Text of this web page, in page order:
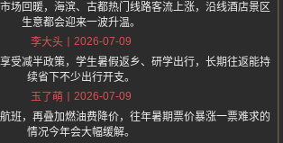
场回暖，海滨、古都热门线路客流上涨，沿线酒店景区
生意都会迎来一波升温。
李大头
2026-07-09
受减半政策，学生暑假返乡、研学出行，长期往返能持
续省下不少出行开支。
玉了萌
2026-07-09
班，再叠加燃油费降价，往年暑期票价暴涨一票难求的
情况今年会大幅缓解。